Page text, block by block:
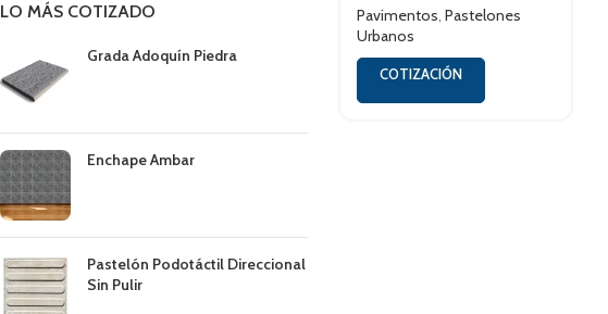
LO MÁS COTIZADO
Grada Adoquín Piedra
Enchape Ambar
Pastelón Podotáctil Direccional
Sin Pulir
Pavimentos, Pastelones
Urbanos
COTIZACIÓN